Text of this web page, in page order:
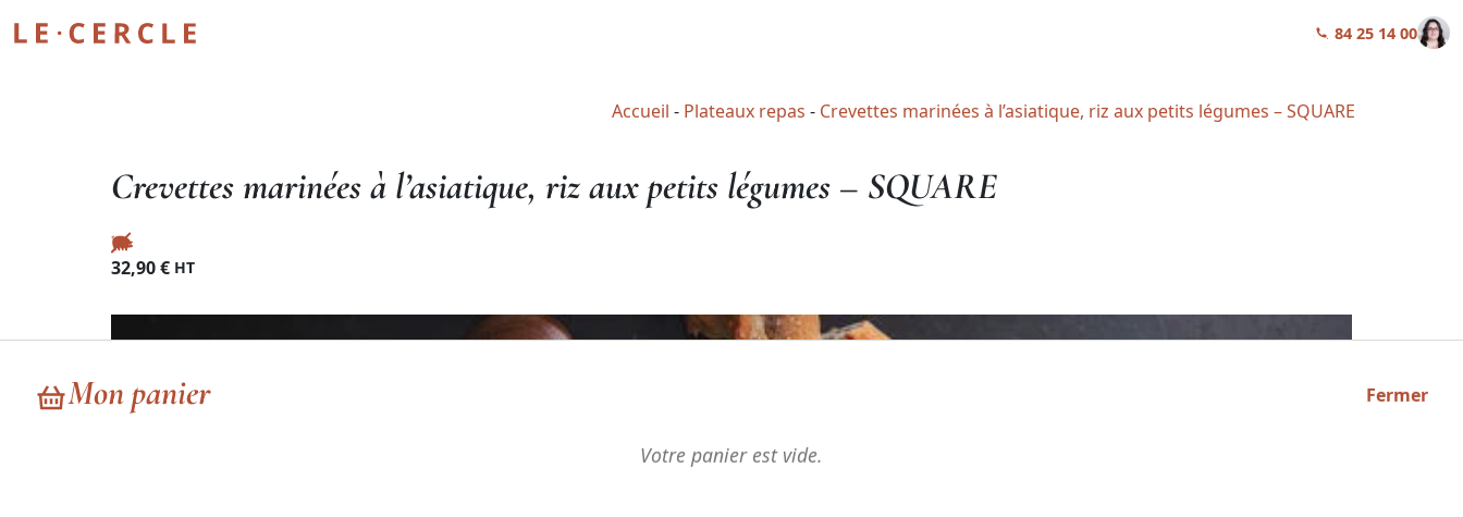
01 84 25 14 00
Mon panier Fermer
Votre panier est vide.
Accueil - Plateaux repas - Crevettes marinées à l’asiatique, riz aux petits légumes – SQUARE
Crevettes marinées à l’asiatique, riz aux petits légumes – SQUARE
32,90€ HT